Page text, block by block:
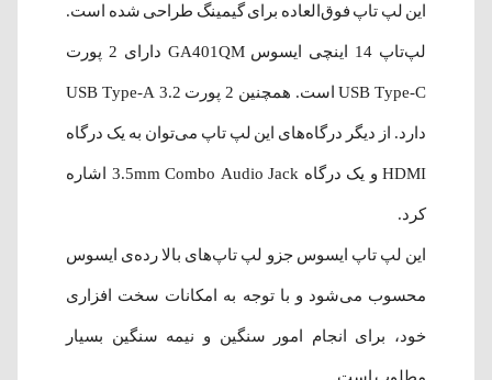
این لپ تاپ فوق‌العاده برای گیمینگ طراحی شده است.
لپ‌تاپ 14 اینچی ایسوس GA401QM دارای 2 پورت
USB Type-C است. همچنین 2 پورت USB Type-A 3.2
دارد. از دیگر درگاه‌های این لپ تاپ می‌توان به یک درگاه
HDMI و یک درگاه 3.5mm Combo Audio Jack اشاره
کرد.
این لپ تاپ ایسوس جزو لپ تاپ‌های بالا رده‎‌‌ی ایسوس
محسوب می‌شود و با توجه به امکانات سخت افزاری
خود، برای انجام امور سنگین و نیمه سنگین بسیار
مطلوب است.